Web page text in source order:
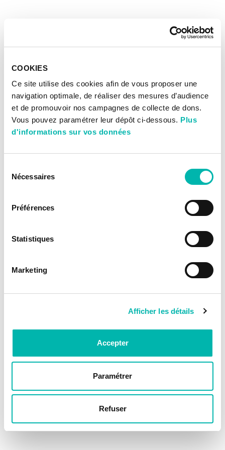
COOKIES
Ce site utilise des cookies afin de vous proposer une
navigation optimale, de réaliser des mesures d’audience
et de promouvoir nos campagnes de collecte de dons.
Vous pouvez paramétrer leur dépôt ci-dessous. Plus
d'informations sur vos données
Nécessaires
Préférences
Statistiques
Marketing
Afficher les détails
Accepter
Paramétrer
Refuser